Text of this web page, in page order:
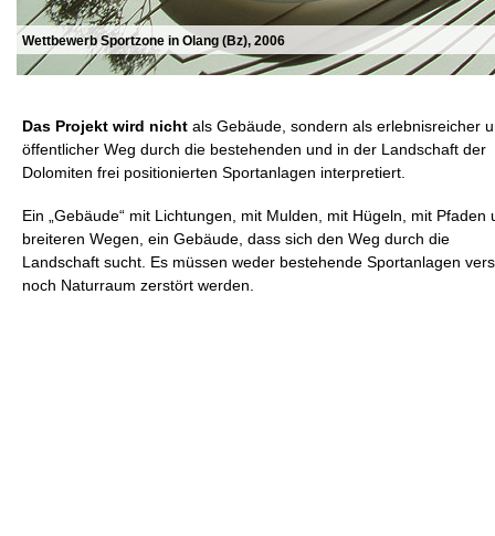
Wettbewerb Sportzone in Olang (Bz), 2006
Das Projekt wird nicht als Gebäude, sondern als erlebnisreicher
öffentlicher Weg durch die bestehenden und in der Landschaft der
Dolomiten frei positionierten Sportanlagen interpretiert.
Ein „Gebäude“ mit Lichtungen, mit Mulden, mit Hügeln, mit Pfaden
breiteren Wegen, ein Gebäude, dass sich den Weg durch die
Landschaft sucht. Es müssen weder bestehende Sportanlagen
noch Naturraum zerstört werden.